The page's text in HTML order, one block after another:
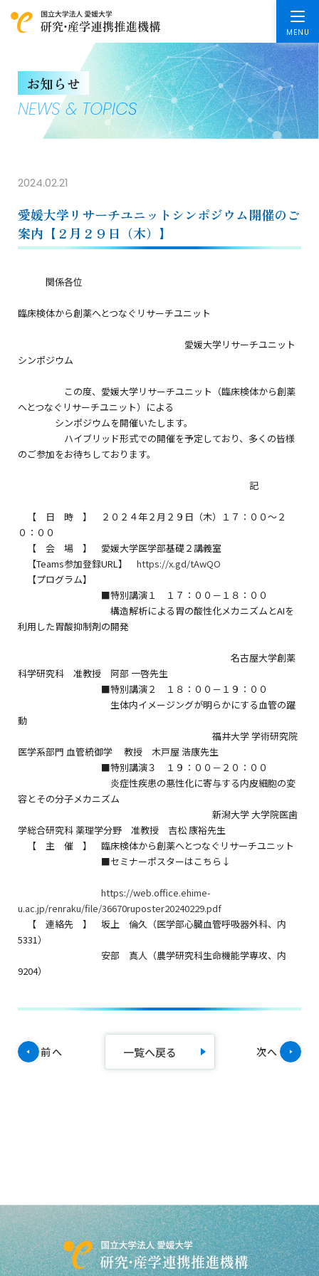
お知らせ
NEWS & TOPICS
2024.02.21
愛媛大学リサーチユニットシンポジウム開催のご
案内【２月２９日（木）】
関係各位
臨床検体から創薬へとつなぐリサーチユニット
愛媛大学リサーチユニット
シンポジウム
この度、愛媛大学リサーチユニット（臨床検体から創薬
へとつなぐリサーチユニット）による
シンポジウムを開催いたします。
ハイブリッド形式での開催を予定しており、多くの皆様
のご参加をお待ちしております。
記
【 日 時 】 ２０２４年２月２９日（木）１７：００～２
０：００
【 会 場 】 愛媛大学医学部基礎２講義室
【Teams参加登録URL】 https://x.gd/tAwQO
【プログラム】
■特別講演１ １７：００－１８：００
構造解析による胃の酸性化メカニズムとAIを
利用した胃酸抑制剤の開発
名古屋大学創薬
科学研究科 准教授 阿部 一啓先生
■特別講演２ １８：００－１９：００
生体内イメージングが明らかにする血管の躍
動
福井大学 学術研究院
医学系部門 血管統御学 教授 木戸屋 浩康先生
■特別講演３ １９：００－２０：００
炎症性疾患の悪性化に寄与する内皮細胞の変
容とその分子メカニズム
新潟大学 大学院医歯
学総合研究科 薬理学分野 准教授 吉松 康裕先生
【 主 催 】 臨床検体から創薬へとつなぐリサーチユニット
■セミナーポスターはこちら↓
https://web.office.ehime-
u.ac.jp/renraku/file/36670ruposter20240229.pdf
【 連絡先 】 坂上 倫久（医学部心臓血管呼吸器外科、内
5331）
安部 真人（農学研究科生命機能学専攻、内
9204）
前へ 一覧へ戻る 次へ